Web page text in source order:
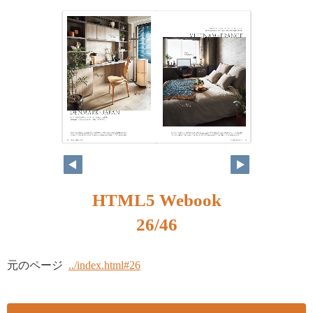
HTML5 Webook
26/46
元のページ ../index.html#26